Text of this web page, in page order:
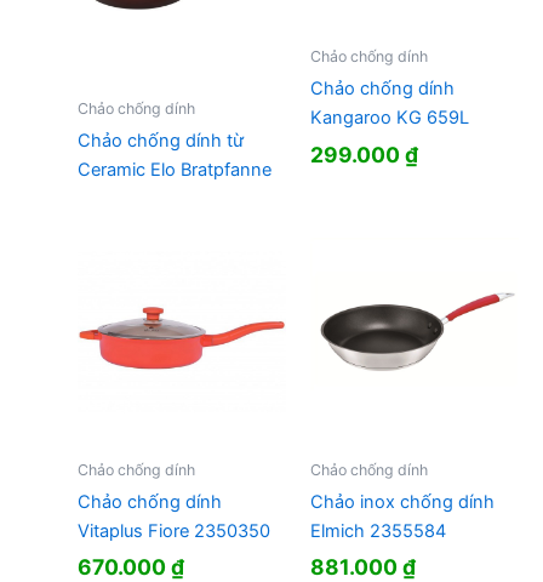
Chảo chống dính
Chảo chống dính từ
Ceramic Elo Bratpfanne
Chảo chống dính
Chảo chống dính
Kangaroo KG 659L
299.000₫
Chảo chống dính
Chảo chống dính
Vitaplus Fiore 2350350
670.000₫
Chảo chống dính
Chảo inox chống dính
Elmich 2355584
881.000₫